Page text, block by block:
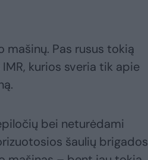
Pas rusus tokią
kurios sveria tik apie
bei neturėdami
šaulių brigados